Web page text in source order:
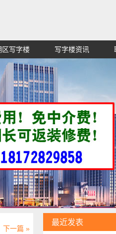
格租金便宜,高新区红谷滩西
区写字楼 写字楼资讯
下一篇 »
最近发表